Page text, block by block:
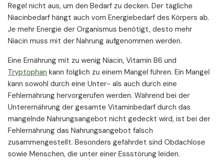
Regel nicht aus, um den Bedarf zu decken. Der tägliche
Niacinbedarf hängt auch vom Energiebedarf des Körpers ab.
Je mehr Energie der Organismus benötigt, desto mehr
Niacin muss mit der Nahrung aufgenommen werden.
Eine Ernährung mit zu wenig Niacin, Vitamin B6 und
Tryptophan kann folglich zu einem Mangel führen. Ein Mangel
kann sowohl durch eine Unter- als auch durch eine
Fehlernährung hervorgerufen werden. Während bei der
Unterernährung der gesamte Vitaminbedarf durch das
mangelnde Nahrungsangebot nicht gedeckt wird, ist bei der
Fehlernährung das Nahrungsangebot falsch
zusammengestellt. Besonders gefährdet sind Obdachlose
sowie Menschen, die unter einer Essstörung leiden.